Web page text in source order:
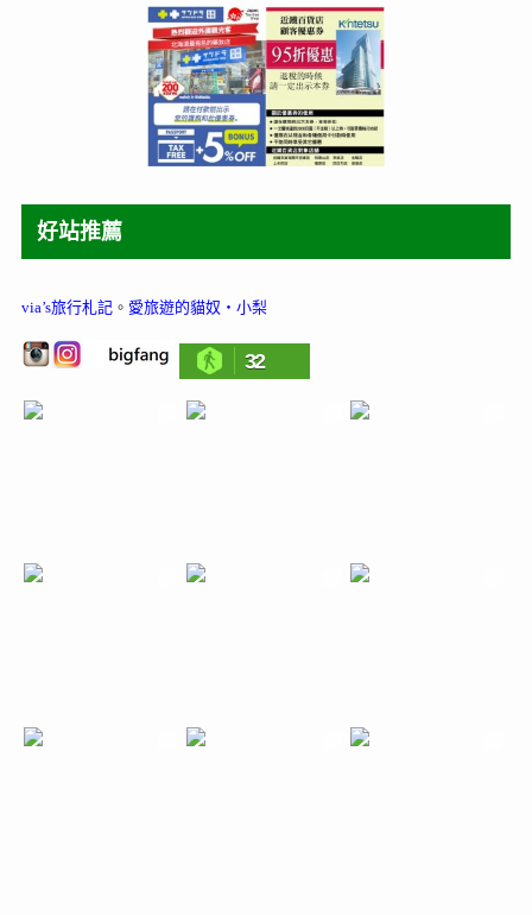
好站推薦
via’s旅行札記。 愛旅遊的貓奴‧小梨
32